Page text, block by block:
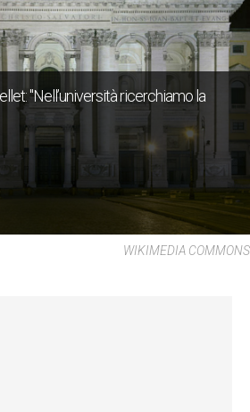
"Nell’università ricerchiamo la
WIKIMEDIA COMMONS